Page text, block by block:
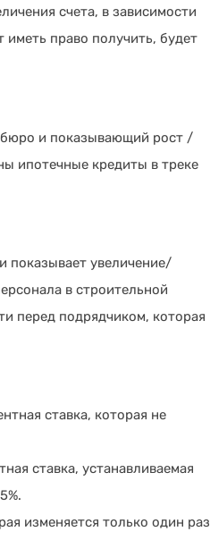
счета, в зависимости
право получить, будет
бюро и показывающий рост /
ипотечные кредиты в треке
показывает увеличение/
в строительной
перед подрядчиком, которая
ставка, которая не
ставка, устанавливаемая
изменяется только один раз